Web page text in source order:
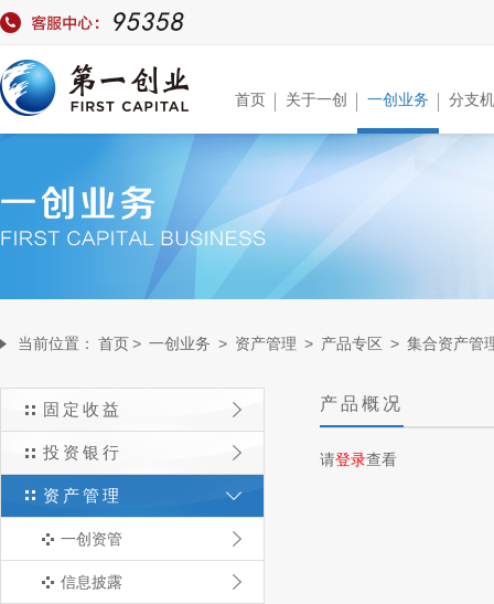
首页 关于一创 一创业务 分支
当前位置： 首页> 一创业务 > 资产管理 > 产品专区 > 集合资产管
固定收益
投资银行
资产管理
一创资管
信息披露
产品概况
请登录查看